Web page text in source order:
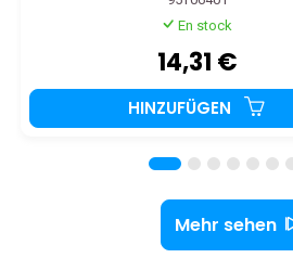
En stock
14,31 €
HINZUFÜGEN
Mehr sehen